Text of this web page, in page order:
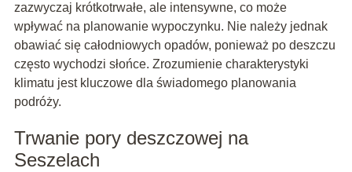
zazwyczaj krótkotrwałe, ale intensywne, co może
wpływać na planowanie wypoczynku. Nie należy jednak
obawiać się całodniowych opadów, ponieważ po deszczu
często wychodzi słońce. Zrozumienie charakterystyki
klimatu jest kluczowe dla świadomego planowania
podróży.
Trwanie pory deszczowej na
Seszelach